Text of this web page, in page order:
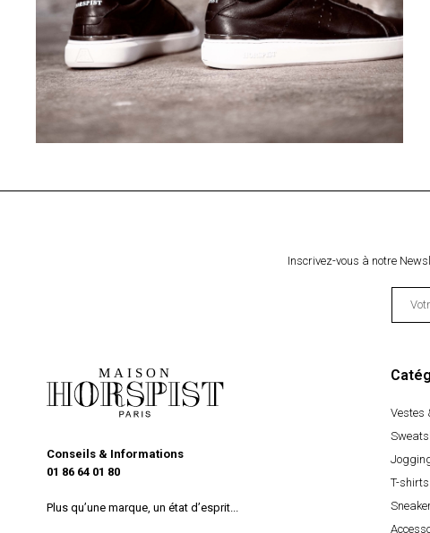
Inscrivez-vous à notre
Conseils & Informations
01 86 64 01 80
Plus qu’une marque, un état d’esprit...
Vestes
T-shirts